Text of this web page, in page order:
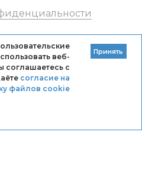
этики DRC
услуг
веб-
соглашаетесь с
согласие на
файлов cookie
Принять